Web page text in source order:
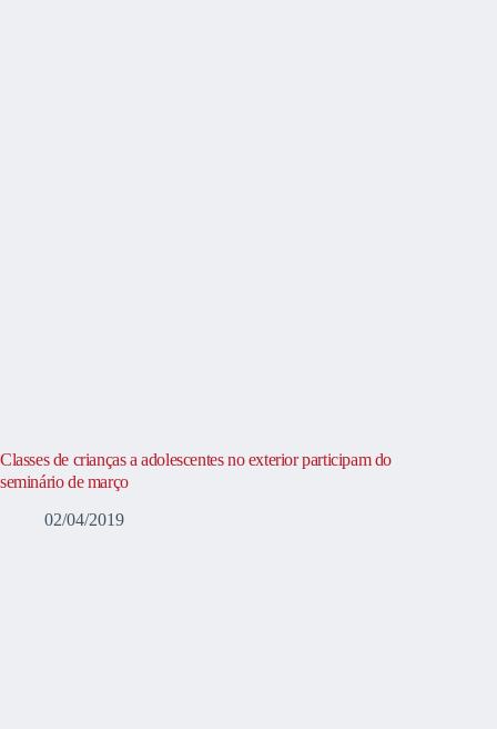
Classes de crianças a adolescentes no exterior participam do
seminário de março
02/04/2019